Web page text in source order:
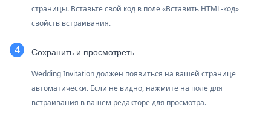
страницы. Вставьте свой код в поле «Вставить HTML-код»
свойств встраивания.
Сохранить и просмотреть
Wedding Invitation должен появиться на вашей странице
автоматически. Если не видно, нажмите на поле для
встраивания в вашем редакторе для просмотра.